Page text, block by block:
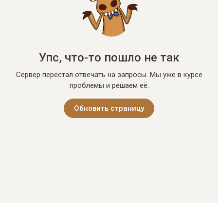
Упс, что-то пошло не так
Сервер перестал отвечать на запросы. Мы уже в курсе
проблемы и решаем её.
Обновить страницу